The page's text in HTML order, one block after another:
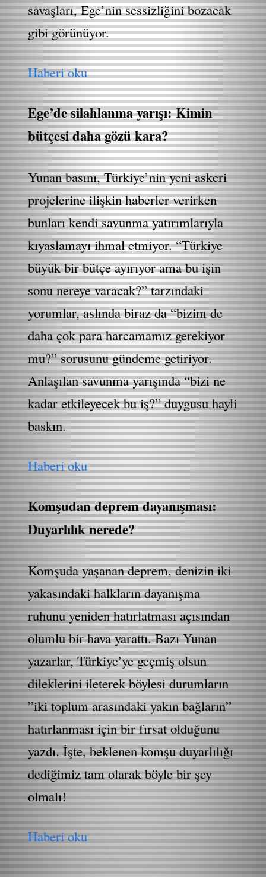
savaşları, Ege’nin sessizliğini bozacak
gibi görünüyor.
Haberi oku
Ege’de silahlanma yarışı: Kimin
bütçesi daha gözü kara?
Yunan basını, Türkiye’nin yeni askeri
projelerine ilişkin haberler verirken
bunları kendi savunma yatırımlarıyla
kıyaslamayı ihmal etmiyor. “Türkiye
büyük bir bütçe ayırıyor ama bu işin
sonu nereye varacak?” tarzındaki
yorumlar, aslında biraz da “bizim de
daha çok para harcamamız gerekiyor
mu?” sorusunu gündeme getiriyor.
Anlaşılan savunma yarışında “bizi ne
kadar etkileyecek bu iş?” duygusu hayli
baskın.
Haberi oku
Komşudan deprem dayanışması:
Duyarlılık nerede?
Komşuda yaşanan deprem, denizin iki
yakasındaki halkların dayanışma
ruhunu yeniden hatırlatması açısından
olumlu bir hava yarattı. Bazı Yunan
yazarlar, Türkiye’ye geçmiş olsun
dileklerini ileterek böylesi durumların
”iki toplum arasındaki yakın bağların”
hatırlanması için bir fırsat olduğunu
yazdı. İşte, beklenen komşu duyarlılığı
dediğimiz tam olarak böyle bir şey
olmalı!
Haberi oku